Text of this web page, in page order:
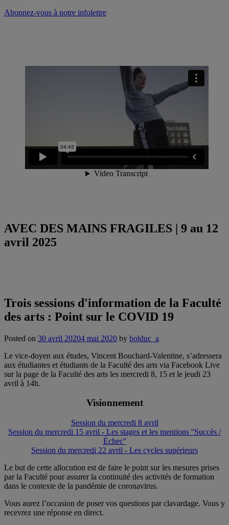
Abonnez-vous à notre infolettre
AVEC DES MAINS FRAGILES | 9 au 12
avril 2025
Trois sessions d'information de la Faculté
des arts : Point sur le COVID 19
Posted on 30 avril 20204 mai 2020 by bolduc_a
Le vice-doyen aux études, Vincent Bouchard-Valentine, s’adressera
aux étudiantes et étudiants de la Faculté des arts via Facebook Live
sur la page de la Faculté des arts les mercredi 8, 15 et le jeudi 23
avril à 14h.
Visionnement
Session du mercredi 8 avril
Session du mercredi 15 avril - Les stages et les mentions ''Succès /
Échec''
Session du mercredi 22 avril - Les cycles supérieurs
Le but de cette allocution est de faire le point sur les mesures prises
par la Faculté pour assurer la continuité des activités de formation
dans le contexte de la pandémie de coronavirus.
Vous aurez l’occasion de poser vos questions par clavardage. Vous y
recevrez une réponse en direct.